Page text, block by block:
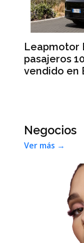
Leapmotor
pasajeros
vendido en
Negocios
Ver más →